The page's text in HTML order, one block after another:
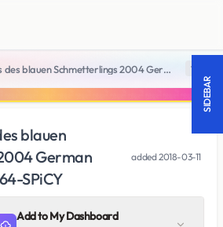
Das Geheimnis des blauen Schmetterlings 2004 German 1080p BluRay x264-SPiCY 18 +
blauen
German
SPiCY
added2018-03-11
Add to My Dashboard
SIDEBAR